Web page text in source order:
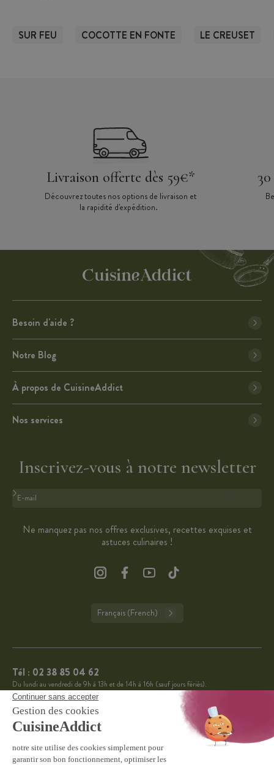
SUR FEU COCOTTE EN FONTE LE CREUSET
Livraison offerte dès 59€*
Découvrez toutes nos options de livraison et
la rapidité d'expédition.
Besoin d'aide ?
Notre Blog
À propos de CuisineAddict
Nos services
Inscrivez-vous à notre newsletter
Format : adresse@email.com
Ne manquez pas nos offres exclusives, recettes exquises et
astuces culinaires !
Français (French)
Tél : 02 38 85 04 62
Du lundi au vendredi de 9h à 13h et de 14h à 16h (sauf jours fériés).
4.7
CuisineAddict affiche une note de 4,7 sur 5 grâce à plus
de 3 700 avis authentiques. Merci pour votre fidélité.
VOIR TOUS LES AVIS